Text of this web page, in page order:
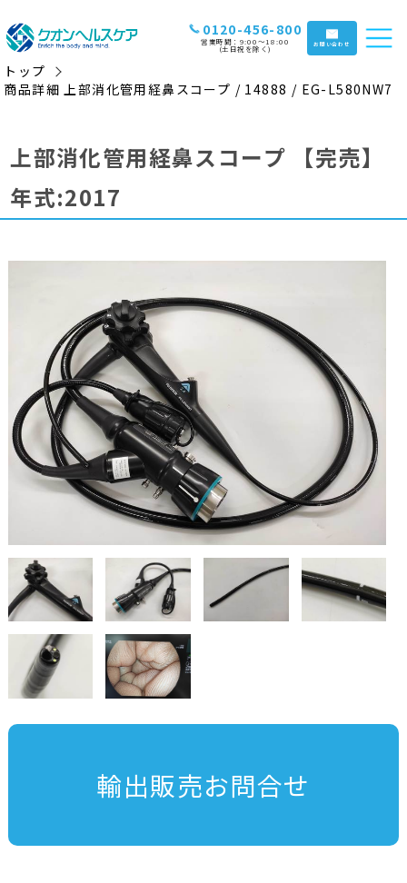
0120-456-800
営業時間：9:00〜18:00
(土日祝を除く) お問い合わせ
トップ
商品詳細 上部消化管用経鼻スコープ / 14888 / EG-L580NW7
上部消化管用経鼻スコープ
【完売】
年式:2017
輸出販売お問合せ